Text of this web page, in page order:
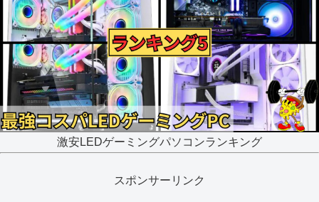
激安LEDゲーミングパソコンランキング
スポンサーリンク